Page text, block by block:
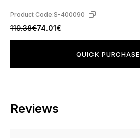
Product Code:S-400090
119.38€74.01€
QUICK PURCHASE
Reviews